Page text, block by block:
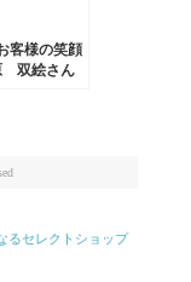
客様の笑顔
双絵さん
るセレクトショップ